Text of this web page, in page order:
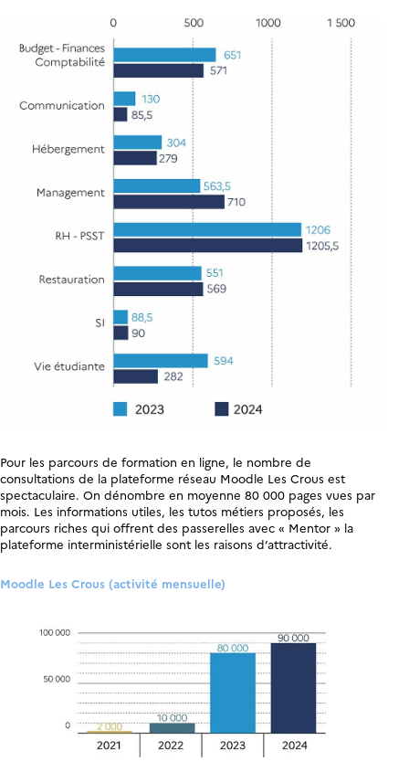
Pour les parcours de formation en ligne, le nombre de
consultations de la plateforme réseau Moodle Les Crous est
spectaculaire. On dénombre en moyenne 80 000 pages vues par
mois. Les informations utiles, les tutos métiers proposés, les
parcours riches qui offrent des passerelles avec « Mentor » la
plateforme interministérielle sont les raisons d’attractivité.
Moodle Les Crous (activité mensuelle)